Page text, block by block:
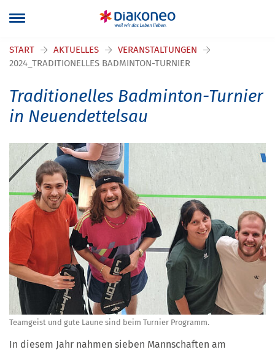
START AKTUELLES
VERANSTALTUNGEN
2024_TRADITIONELLES BADMINTON-TURNIER
Traditionelles Badminton-Turnier
in Neuendettelsau
Teamgeist und gute Laune sind beim Turnier Programm.
In diesem Jahr nahmen sieben Mannschaften am